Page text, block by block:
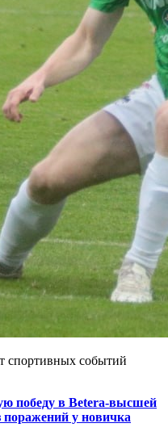
спортивных событий
победу в Betera-высшей
поражений у новичка